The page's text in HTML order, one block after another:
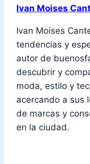
Ivan Moises
Ivan Moises
tendencias y
autor de
descubrir y
moda, estilo y
acercando a sus
de marcas y
en la ciudad.